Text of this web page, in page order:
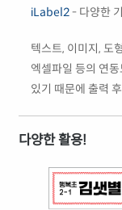
iLabel2- 다양한
텍스트, 이미지, 도
엑셀파일 등의 연
있기 때문에 출력
다양한 활용!